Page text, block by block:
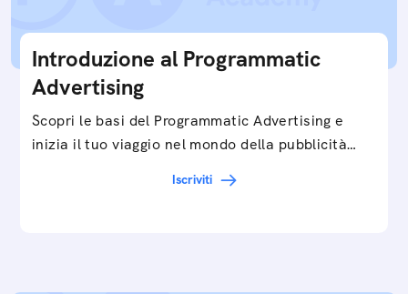
Introduzione al Programmatic
Advertising
Scopri le basi del Programmatic Advertising e
inizia il tuo viaggio nel mondo della pubblicità
Iscriviti